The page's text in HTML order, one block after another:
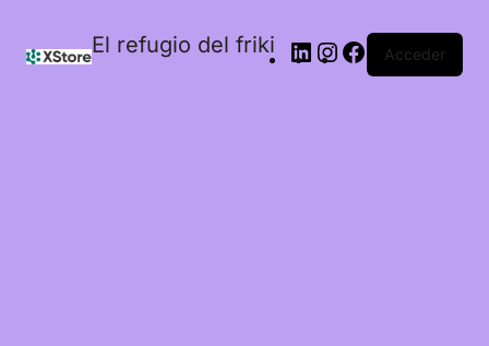
El refugio del friki Acceder